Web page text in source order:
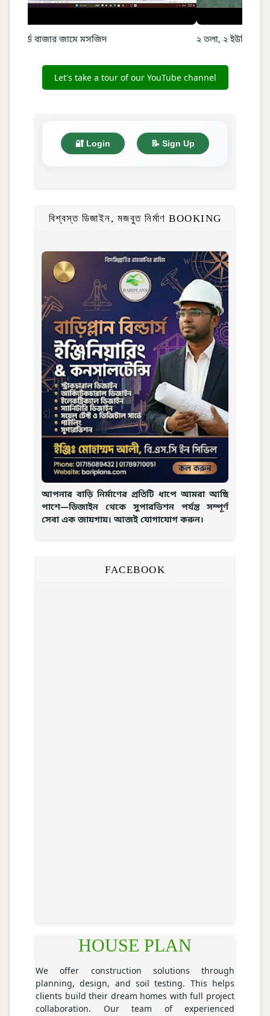
বোর্ড বাজার জামে মসজিদ ২ তলা, ২ ইউনিট
Let's take a tour of our YouTube channel
🔐 Login 📝 Sign Up
বিশ্বস্ত ডিজাইন, মজবুত নির্মাণ BOOKING
আপনার বাড়ি নির্মাণের প্রতিটি ধাপে আমরা আছি
পাশে—ডিজাইন থেকে সুপারভিশন পর্যন্ত সম্পূর্ণ
সেবা এক জায়গায়। আজই যোগাযোগ করুন।
FACEBOOK
HOUSE PLAN
We offer construction solutions through
planning, design, and soil testing. This helps
clients build their dream homes with full project
collaboration. Our team of experienced